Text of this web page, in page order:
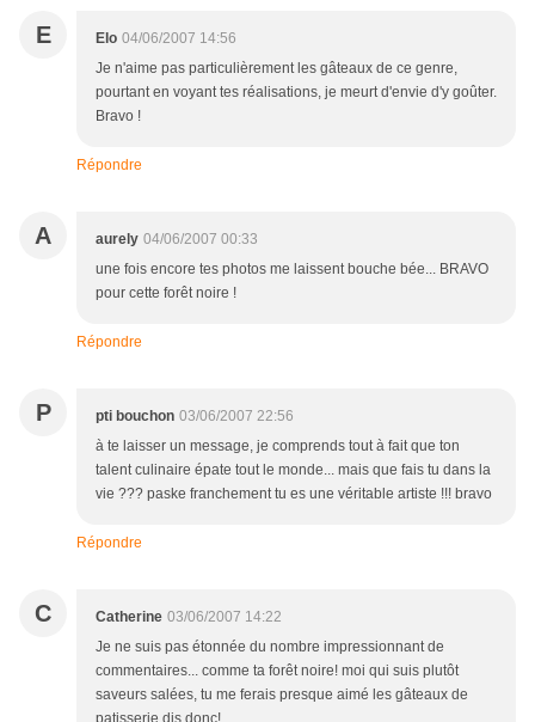
E Elo 04/06/2007 14:56
Je n'aime pas particulièrement les gâteaux de ce genre,
pourtant en voyant tes réalisations, je meurt d'envie d'y goûter.
Bravo !
Répondre
A aurely 04/06/2007 00:33
une fois encore tes photos me laissent bouche bée... BRAVO
pour cette forêt noire !
Répondre
P pti bouchon 03/06/2007 22:56
à te laisser un message, je comprends tout à fait que ton
talent culinaire épate tout le monde... mais que fais tu dans la
vie ??? paske franchement tu es une véritable artiste !!! bravo
Répondre
C Catherine 03/06/2007 14:22
Je ne suis pas étonnée du nombre impressionnant de
commentaires... comme ta forêt noire! moi qui suis plutôt
saveurs salées, tu me ferais presque aimé les gâteaux de
patisserie dis donc!